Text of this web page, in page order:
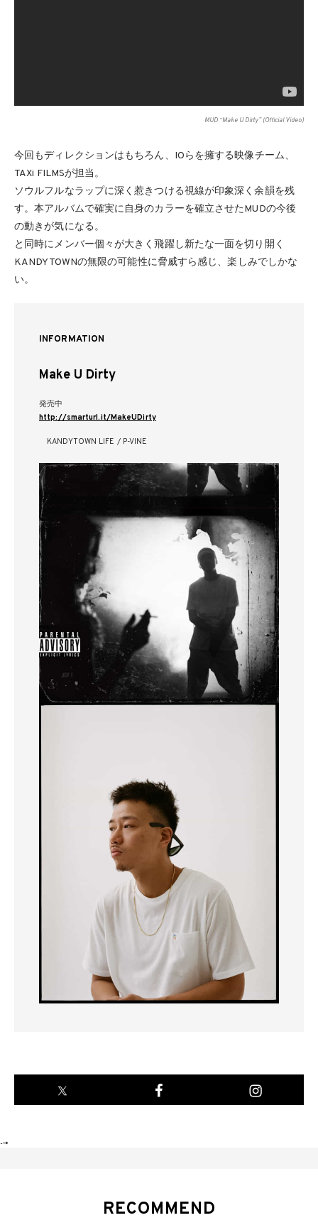
MUD “Make U Dirty” (Official Video)
今回もディレクションはもちろん、IOらを擁する映像チーム、
TAXi FILMSが担当。
ソウルフルなラップに深く惹きつける視線が印象深く余韻を残
す。本アルバムで確実に自身のカラーを確立させたMUDの今後
の動きが気になる。
と同時にメンバー個々が大きく飛躍し新たな一面を切り開く
KANDYTOWNの無限の可能性に脅威すら感じ、楽しみでしかな
い。
INFORMATION
Make U Dirty
発売中
http://smarturl.it/MakeUDirty
KANDYTOWN LIFE / P-VINE
-->
RECOMMEND